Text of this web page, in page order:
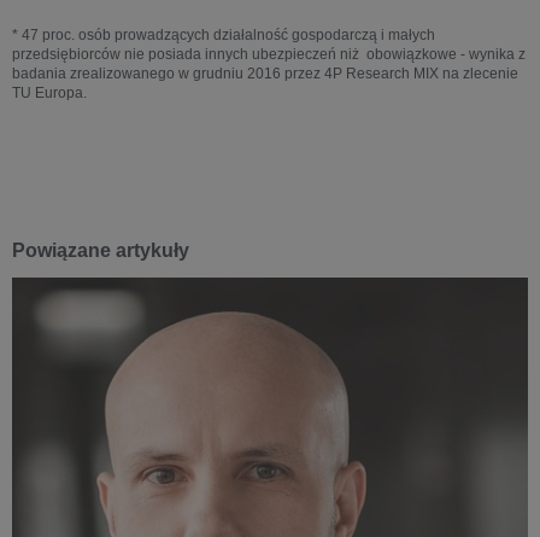
* 47 proc. osób prowadzących działalność gospodarczą i małych
przedsiębiorców nie posiada innych ubezpieczeń niż obowiązkowe - wynika z
badania zrealizowanego w grudniu 2016 przez 4P Research MIX na zlecenie
TU Europa.
Powiązane artykuły